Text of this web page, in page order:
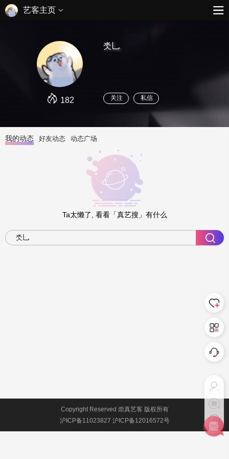
艺客主页
182
氼乚
关注 私信
我的动态 好友动态 动态广场
Ta太懒了, 看看「真艺搜」有什么
Copyright Reserved 崇真艺客 版权所有
沪ICP备11023827 沪ICP备12016572号